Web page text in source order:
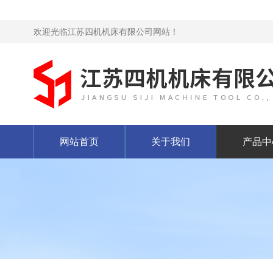
欢迎光临江苏四机机床有限公司网站！
网站首页 关于我们 产品